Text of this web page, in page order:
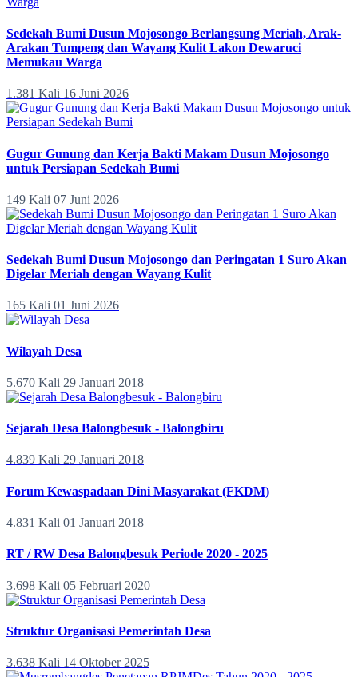
Sedekah Bumi Dusun Mojosongo Berlangsung Meriah, Arak-
Arakan Tumpeng dan Wayang Kulit Lakon Dewaruci
Memukau Warga
1.381 Kali 16 Juni 2026
Gugur Gunung dan Kerja Bakti Makam Dusun Mojosongo
untuk Persiapan Sedekah Bumi
149 Kali 07 Juni 2026
Sedekah Bumi Dusun Mojosongo dan Peringatan 1 Suro Akan
Digelar Meriah dengan Wayang Kulit
165 Kali 01 Juni 2026
Wilayah Desa
5.670 Kali 29 Januari 2018
Sejarah Desa Balongbesuk - Balongbiru
4.839 Kali 29 Januari 2018
Forum Kewaspadaan Dini Masyarakat (FKDM)
4.831 Kali 01 Januari 2018
RT / RW Desa Balongbesuk Periode 2020 - 2025
3.698 Kali 05 Februari 2020
Struktur Organisasi Pemerintah Desa
3.638 Kali 14 Oktober 2025